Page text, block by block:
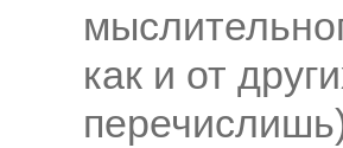
как и от